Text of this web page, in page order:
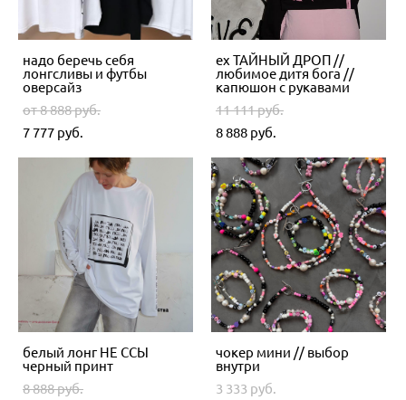
надо беречь себя
лонгсливы и футбы
оверсайз
от 8 888 pуб.
7 777 pуб.
ex ТАЙНЫЙ ДРОП //
любимое дитя бога //
капюшон с рукавами
11 111 pуб.
8 888 pуб.
белый лонг НЕ ССЫ
черный принт
8 888 pуб.
чокер мини // выбор
внутри
3 333 pуб.